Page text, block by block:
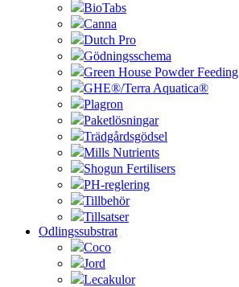
BioTabs
Canna
Dutch Pro
Gödningsschema
Green House Powder Feeding
GHE®/Terra Aquatica®
Plagron
Paketlösningar
Trädgårdsgödsel
Mills Nutrients
Shogun Fertilisers
PH-reglering
Tillbehör
Tillsatser
Odlingssubstrat
Coco
Jord
Lecakulor